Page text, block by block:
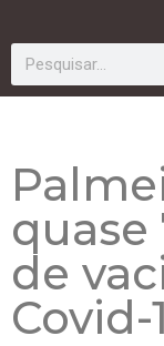
quase
de
Covid-